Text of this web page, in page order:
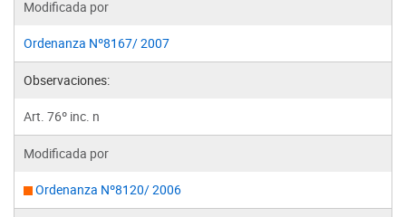
Modificada por
Ordenanza Nº8167/ 2007
Observaciones:
Art. 76º inc. n
Modificada por
Ordenanza Nº8120/ 2006